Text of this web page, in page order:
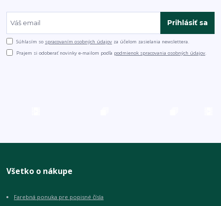
Prihlásiť sa
Súhlasím so spracovaním osobných údajov za účelom zasielania newslettera.
Prajem si odoberať novinky e-mailom podľa podmienok spracovania osobných údajov.
Všetko o nákupe
Farebná ponuka pre popisné čísla